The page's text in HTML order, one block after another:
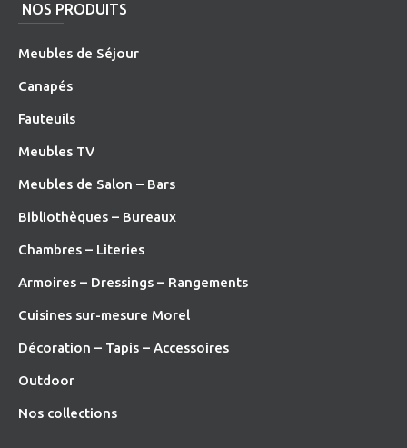
NOS PRODUITS
Meubles de Séjour
Canapés
Fauteuils
Meubles TV
Meubles de Salon – Bars
Bibliothèques – Bureaux
Chambres – Literies
Armoires – Dressings – Rangements
Cuisines sur-mesure Morel
Décoration – Tapis – Accessoires
Outdoor
Nos collections